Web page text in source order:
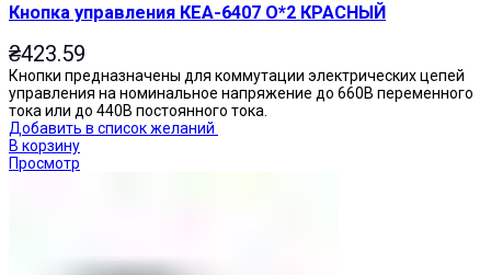
Кнопка управления КЕА-6407 О*2 КРАСНЫЙ
₴423.59
Кнопки предназначены для коммутации электрических цепей
управления на номинальное напряжение до 660В переменного
тока или до 440В постоянного тока.
Добавить в список желаний
В корзину
Просмотр